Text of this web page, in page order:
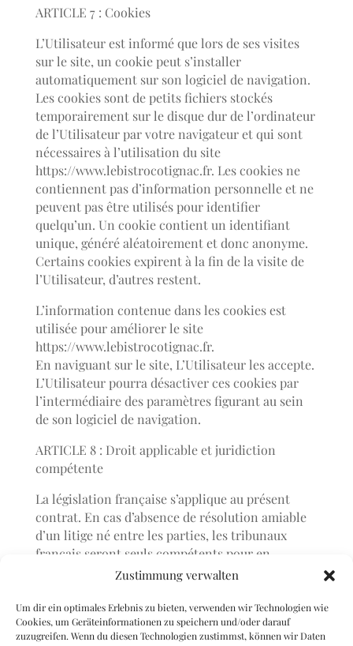
Zustimmung verwalten
Um dir ein optimales Erlebnis zu bieten, verwenden wir Technologien wie
Cookies, um Geräteinformationen zu speichern und/oder darauf
zuzugreifen. Wenn du diesen Technologien zustimmst, können wir Daten
ARTICLE 7 : Cookies
L’Utilisateur est informé que lors de ses visites
sur le site, un cookie peut s’installer
automatiquement sur son logiciel de navigation.
Les cookies sont de petits fichiers stockés
temporairement sur le disque dur de l’ordinateur
de l’Utilisateur par votre navigateur et qui sont
nécessaires à l’utilisation du site
https://www.lebistrocotignac.fr. Les cookies ne
contiennent pas d’information personnelle et ne
peuvent pas être utilisés pour identifier
quelqu’un. Un cookie contient un identifiant
unique, généré aléatoirement et donc anonyme.
Certains cookies expirent à la fin de la visite de
l’Utilisateur, d’autres restent.
L’information contenue dans les cookies est
utilisée pour améliorer le site
https://www.lebistrocotignac.fr.
En naviguant sur le site, L’Utilisateur les accepte.
L’Utilisateur pourra désactiver ces cookies par
l’intermédiaire des paramètres figurant au sein
de son logiciel de navigation.
ARTICLE 8 : Droit applicable et juridiction
compétente
La législation française s’applique au présent
contrat. En cas d’absence de résolution amiable
d’un litige né entre les parties, les tribunaux
français seront seuls compétents pour en
présentes CGU, vous pouvez joindre l’éditeur aux
coordonnées inscrites à l’ARTICLE 1.